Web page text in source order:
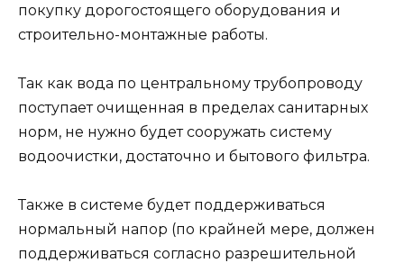
покупку дорогостоящего оборудования и
строительно-монтажные работы.
Так как вода по центральному трубопроводу
поступает очищенная в пределах санитарных
норм, не нужно будет сооружать систему
водоочистки, достаточно и бытового фильтра.
Также в системе будет поддерживаться
нормальный напор (по крайней мере, должен
поддерживаться согласно разрешительной